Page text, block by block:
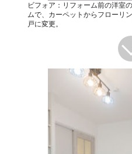
ビフォア：リフォーム前の洋室
ムで、カーペットからフローリ
戸に変更。